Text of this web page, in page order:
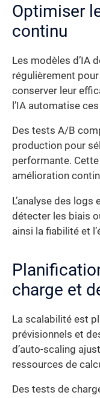
Optimiser
continu
Les modèles d’IA
régulièrement
conserver leur
l’IA automatise
Des tests A/B
production pour
performante.
amélioration
L’analyse des
détecter les biais
ainsi la fiabilité et
charge et
La scalabilité est
prévisionnels et
d’auto-scaling
ressources de
Des tests de